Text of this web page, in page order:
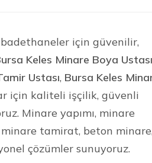
için güvenilir,
Keles Minare Boya
Ustası, Bursa Keles
için kaliteli işçilik, güvenli
Minare yapımı, minare
tamirat, beton minare,
çözümler sunuyoruz.